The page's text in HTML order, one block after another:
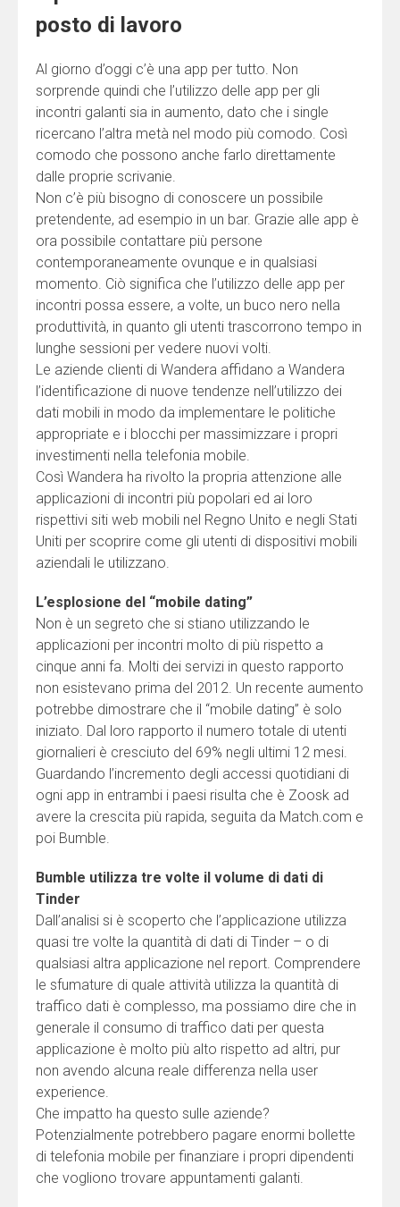
posto di lavoro
Al giorno d’oggi c’è una app per tutto. Non
sorprende quindi che l’utilizzo delle app per gli
incontri galanti sia in aumento, dato che i single
ricercano l’altra metà nel modo più comodo. Così
comodo che possono anche farlo direttamente
dalle proprie scrivanie.
Non c’è più bisogno di conoscere un possibile
pretendente, ad esempio in un bar. Grazie alle app è
ora possibile contattare più persone
contemporaneamente ovunque e in qualsiasi
momento. Ciò significa che l’utilizzo delle app per
incontri possa essere, a volte, un buco nero nella
produttività, in quanto gli utenti trascorrono tempo in
lunghe sessioni per vedere nuovi volti.
Le aziende clienti di Wandera affidano a Wandera
l’identificazione di nuove tendenze nell’utilizzo dei
dati mobili in modo da implementare le politiche
appropriate e i blocchi per massimizzare i propri
investimenti nella telefonia mobile.
Così Wandera ha rivolto la propria attenzione alle
applicazioni di incontri più popolari ed ai loro
rispettivi siti web mobili nel Regno Unito e negli Stati
Uniti per scoprire come gli utenti di dispositivi mobili
aziendali le utilizzano.
L’esplosione del “mobile dating”
Non è un segreto che si stiano utilizzando le
applicazioni per incontri molto di più rispetto a
cinque anni fa. Molti dei servizi in questo rapporto
non esistevano prima del 2012. Un recente aumento
potrebbe dimostrare che il “mobile dating” è solo
iniziato. Dal loro rapporto il numero totale di utenti
giornalieri è cresciuto del 69% negli ultimi 12 mesi.
Guardando l’incremento degli accessi quotidiani di
ogni app in entrambi i paesi risulta che è Zoosk ad
avere la crescita più rapida, seguita da Match.com e
poi Bumble.
Bumble utilizza tre volte il volume di dati di
Tinder
Dall’analisi si è scoperto che l’applicazione utilizza
quasi tre volte la quantità di dati di Tinder – o di
qualsiasi altra applicazione nel report. Comprendere
le sfumature di quale attività utilizza la quantità di
traffico dati è complesso, ma possiamo dire che in
generale il consumo di traffico dati per questa
applicazione è molto più alto rispetto ad altri, pur
non avendo alcuna reale differenza nella user
experience.
Che impatto ha questo sulle aziende?
Potenzialmente potrebbero pagare enormi bollette
di telefonia mobile per finanziare i propri dipendenti
che vogliono trovare appuntamenti galanti.